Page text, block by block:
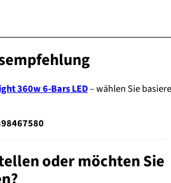
360w 6-Bars LED– wählen Sie
oder möchten Sie